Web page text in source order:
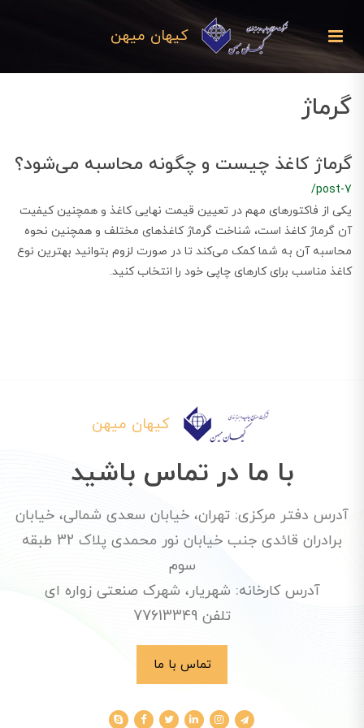
کیهان میهن
گرماژ
گرماژ کاغذ چیست و چگونه محاسبه می‌شود؟
/post-7
یکی از فاکتورهای مهم در تعیین قیمت نهایی کاغذ و همچنین کیفیت
آن گرماژ کاغذ است، شناخت گرماژ کاغذهای مختلف و همچنین نحوه
محاسبه آن به شما کمک می‌کند تا در صورت لزوم بتوانید بهترین نوع
کاغذ مناسب برای کارهای چاپی خود را انتخاب کنید.
کیهان میهن
با ما در تماس باشید
آدرس دفتر مرکزی: تهران، خیابان سعدی شمالی، خیابان
برادران قائدی جنب خیابان نور محمدی پلاک 32 طبقه
سوم
آدرس کارخانه: شهریار، شهرک صنعتی زواره ای
تلفن 77613349
تماس با ما